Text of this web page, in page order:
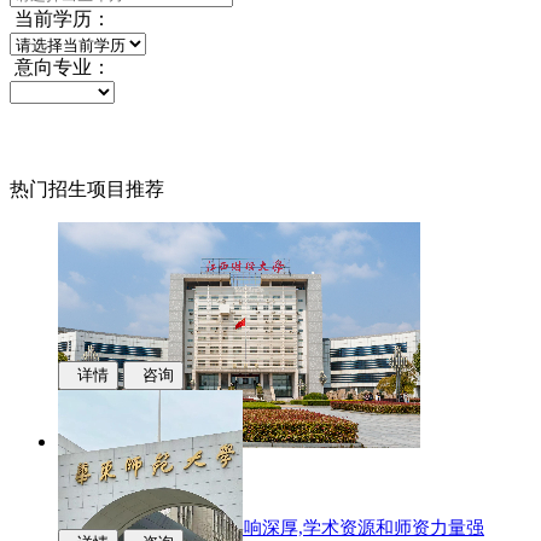
当前学历：
意向专业：
热门招生项目推荐
江西财经大学
国际化办学,学科专业影响深厚,学术资源和师资力量强
详情 咨询